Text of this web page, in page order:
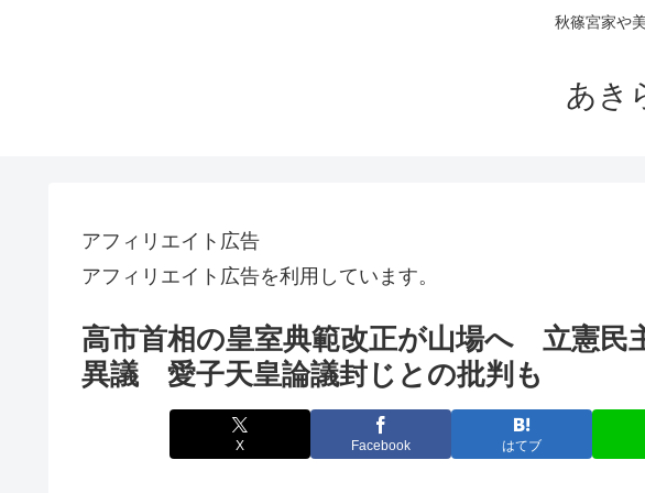
秋篠宮家や
あき
アフィリエイト広告
アフィリエイト広告を利用しています。
高市首相の皇室典範改正が山場へ 立憲民
異議 愛子天皇論議封じとの批判も
X Facebook はてブ